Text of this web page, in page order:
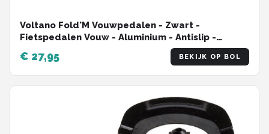
Voltano Fold'M Vouwpedalen - Zwart -
Fietspedalen Vouw - Aluminium - Antislip -
€ 27,95 BEKIJK OP BOL